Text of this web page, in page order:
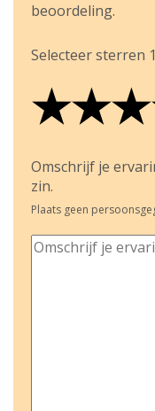
beoordeling.
Selecteer sterren
★
★★
★★★
★★★
★★★
Omschrijf je
zin.
Plaats geen